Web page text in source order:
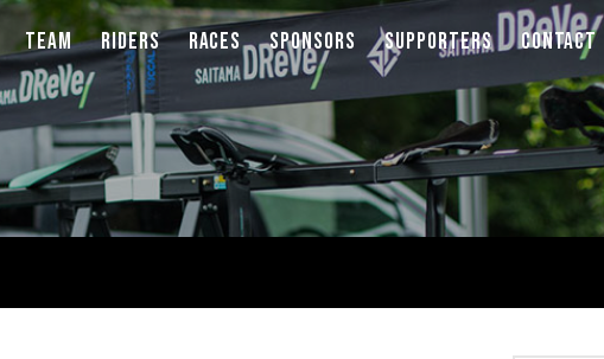
team riders races sponsors supporters contact